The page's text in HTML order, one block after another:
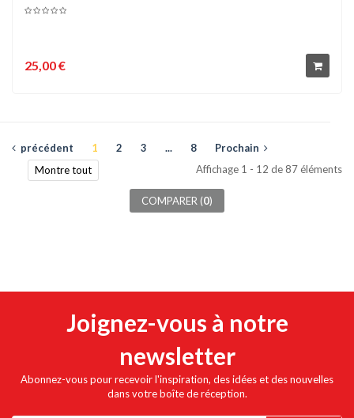
25,00 €
précédent 1 2 3 ... 8
Prochain
Montre tout
Affichage 1 - 12 de 87 éléments
COMPARER (0)
Joignez-vous à notre
newsletter
Abonnez-vous pour recevoir l'inspiration, des idées et des nouvelles
dans votre boîte de réception.